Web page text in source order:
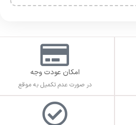
امکان عودت وجه
در صورت عدم تکمیل به موقع